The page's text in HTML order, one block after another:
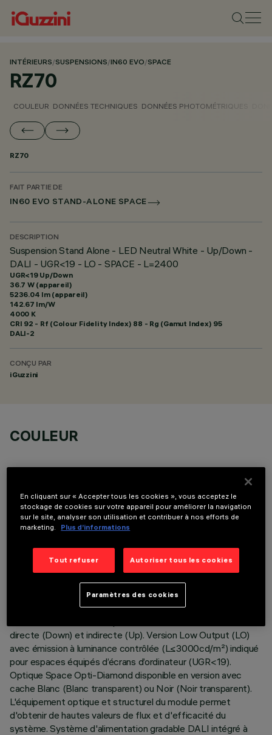
INTÉRIEURS/SUSPENSIONS/IN60 EVO/SPACE
RZ70
COULEUR DONNÉES TECHNIQUES DONNÉES PHOTOMÉTRIQUES
RZ70
FAIT PARTIE DE
IN60 EVO STAND-ALONE SPACE
DESCRIPTION
Suspension Stand Alone - LED Neutral White - Up/Down -
DALI - UGR<19 - LO - SPACE - L=2400
UGR<19 Up/Down
36.7 W (appareil)
5236.04 lm (appareil)
142.67 lm/W
4000 K
CRI 92 - Rf (Colour Fidelity Index) 88 - Rg (Gamut Index) 95
DALI-2
CONÇU PAR
iGuzzini
COULEUR
DONNÉES TECHNIQUES
DESCRIPTION
Corps éclairant suspension Stand Alone. Le produit se
compose d’un profil en aluminium extrudé avec embouts de
directe (Down) et indirecte (Up). Version Low Output (LO)
avec émission à luminance contrôlée (L≤3000cd/m²) indiqué
pour espaces équipés d’écrans d’ordinateur (UGR<19).
Optique Space Opti-Diamond disponible en version avec
cache Blanc (Blanc transparent) ou Noir (Noir transparent).
L'équipement optique et structurel du module permet
d'obtenir de hautes valeurs de flux et d'efficacité du
système. Système d'alimentation gradable DALI intégré à
En cliquant sur « Accepter tous les cookies », vous acceptez le
stockage de cookies sur votre appareil pour améliorer la navigation
sur le site, analyser son utilisation et contribuer à nos efforts de
marketing.
Plus d’informations
Tout refuser Autoriser tous les cookies
Paramètres des cookies